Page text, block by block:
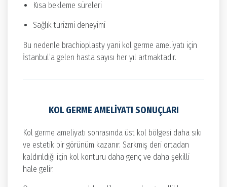
Kısa bekleme süreleri
Sağlık turizmi deneyimi
Bu nedenle brachioplasty yani kol germe ameliyatı için
İstanbul’a gelen hasta sayısı her yıl artmaktadır.
KOL GERME AMELIYATI SONUÇLARI
Kol germe ameliyatı sonrasında üst kol bölgesi daha sıkı
ve estetik bir görünüm kazanır. Sarkmış deri ortadan
kaldırıldığı için kol konturu daha genç ve daha şekilli
hale gelir.